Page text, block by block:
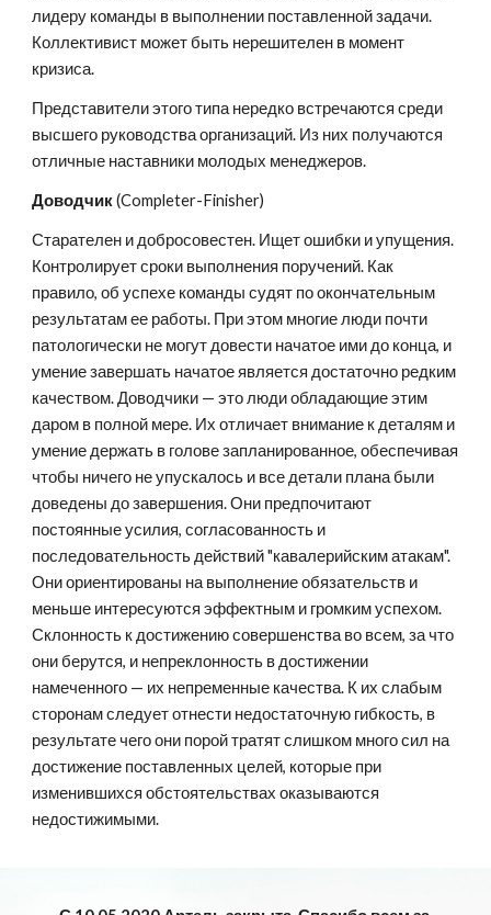
лидеру команды в выполнении поставленной задачи.
Коллективист может быть нерешителен в момент
кризиса.
Представители этого типа нередко встречаются среди
высшего руководства организаций. Из них получаются
отличные наставники молодых менеджеров.
Доводчик (Completer-Finisher)
Старателен и добросовестен. Ищет ошибки и упущения.
Контролирует сроки выполнения поручений. Как
правило, об успехе команды судят по окончательным
результатам ее работы. При этом многие люди почти
патологически не могут довести начатое ими до конца, и
умение завершать начатое является достаточно редким
качеством. Доводчики — это люди обладающие этим
даром в полной мере. Их отличает внимание к деталям и
умение держать в голове запланированное, обеспечивая
чтобы ничего не упускалось и все детали плана были
доведены до завершения. Они предпочитают
постоянные усилия, согласованность и
последовательность действий "кавалерийским атакам".
Они ориентированы на выполнение обязательств и
меньше интересуются эффектным и громким успехом.
Склонность к достижению совершенства во всем, за что
они берутся, и непреклонность в достижении
намеченного — их непременные качества. К их слабым
сторонам следует отнести недостаточную гибкость, в
результате чего они порой тратят слишком много сил на
достижение поставленных целей, которые при
изменившихся обстоятельствах оказываются
недостижимыми.